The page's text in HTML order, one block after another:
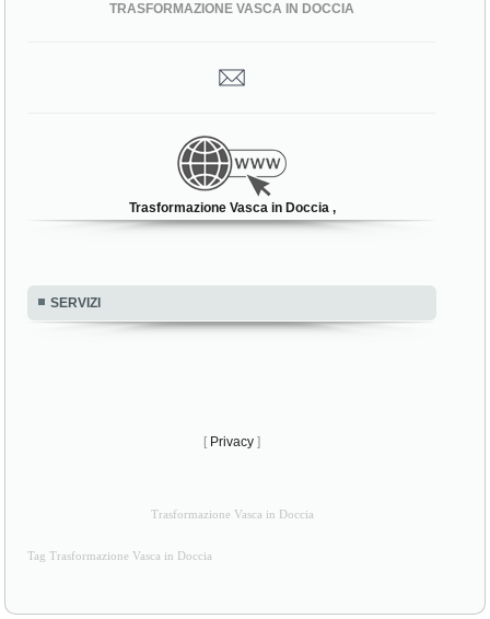
TRASFORMAZIONE VASCA IN DOCCIA
Trasformazione Vasca in Doccia ,
SERVIZI
[ Privacy ]
Trasformazione Vasca in Doccia
Tag Trasformazione Vasca in Doccia